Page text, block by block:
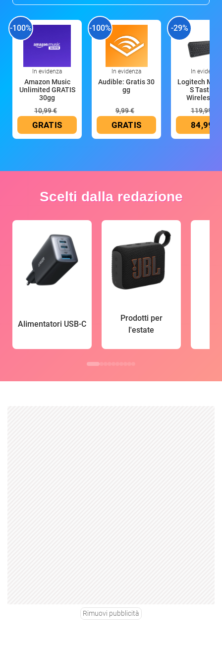
-100%
In evidenza
Amazon Music
Unlimited GRATIS
30gg
10,99 €
GRATIS
-100%
In evidenza
Audible: Gratis 30
gg
9,99 €
GRATIS
-29%
In evidenza
Logitech MX
S Tastiera
Wireless
119,99 €
84,99 €
Scelti dalla redazione
Alimentatori USB-C
Prodotti per
l'estate
Rimuovi pubblicità